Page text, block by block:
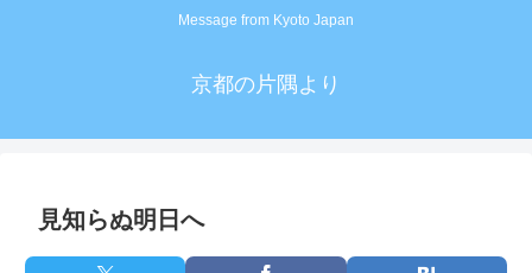
Message from Kyoto Japan
京都の片隅より
見知らぬ明日へ